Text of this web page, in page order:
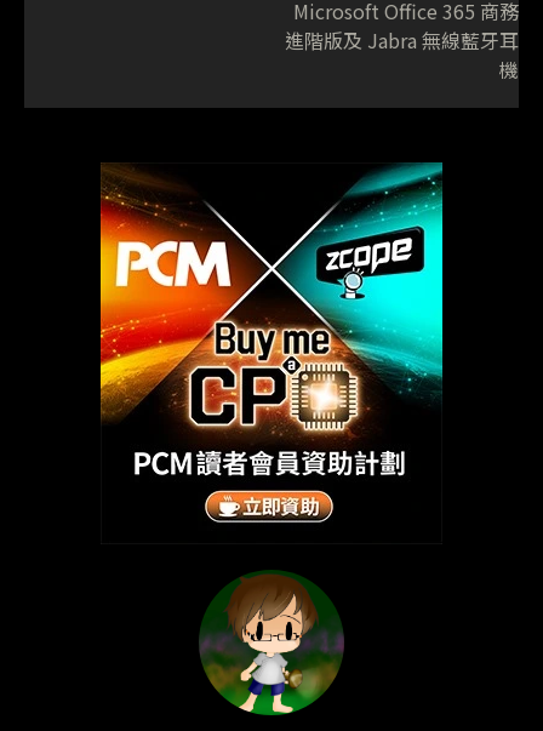
Microsoft Office 365 商務
進階版及 Jabra 無線藍牙耳
機